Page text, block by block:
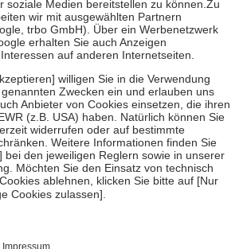
der Kosten sowie zehn Euro je
Versicherten für ihre eigene Gesundheit zu
Stellung der Familie zu unterstützen,
an bei:
bis zum vollendeten 18. Lebensjahr
Vorsorge und Früherkennung, die von der
dass es sich um echte Bewertungen